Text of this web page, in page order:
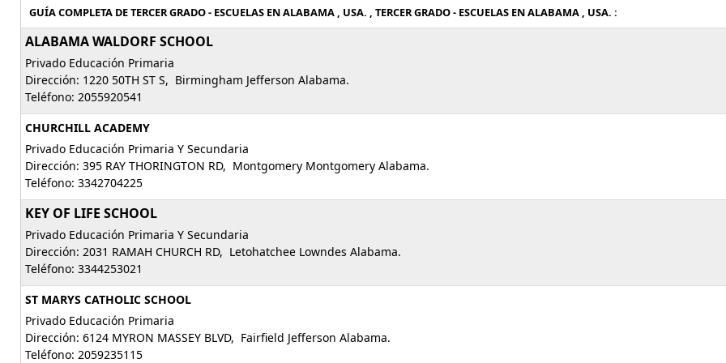
GUÍA COMPLETA DE TERCER GRADO - ESCUELAS EN ALABAMA , USA. , TERCER GRADO - ESCUELAS EN ALABAMA , USA. :
ALABAMA WALDORF SCHOOL
Privado Educación Primaria
Dirección: 1220 50TH ST S, Birmingham Jefferson Alabama.
Teléfono: 2055920541
CHURCHILL ACADEMY
Privado Educación Primaria Y Secundaria
Dirección: 395 RAY THORINGTON RD, Montgomery Montgomery Alabama.
Teléfono: 3342704225
KEY OF LIFE SCHOOL
Privado Educación Primaria Y Secundaria
Dirección: 2031 RAMAH CHURCH RD, Letohatchee Lowndes Alabama.
Teléfono: 3344253021
ST MARYS CATHOLIC SCHOOL
Privado Educación Primaria
Dirección: 6124 MYRON MASSEY BLVD, Fairfield Jefferson Alabama.
Teléfono: 2059235115